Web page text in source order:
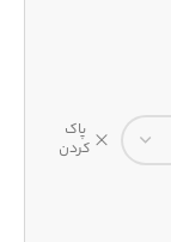
پاک
کردن